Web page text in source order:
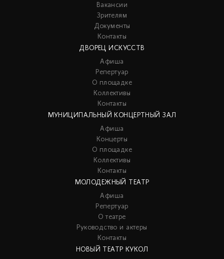
Вакансии
Зрителям
Документы
Контакты
ДВОРЕЦ ИСКУССТВ
Афиша
Репертуар
О площадке
Коллективы
Контакты
МУНИЦИПАЛЬНЫЙ КОНЦЕРТНЫЙ ЗАЛ
Афиша
Концерты
О площадке
Коллективы
Контакты
МОЛОДЕЖНЫЙ ТЕАТР
Афиша
Репертуар
О театре
Руководство и актеры
Контакты
НОВЫЙ ТЕАТР КУКОЛ